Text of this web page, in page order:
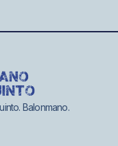
Balonmano.